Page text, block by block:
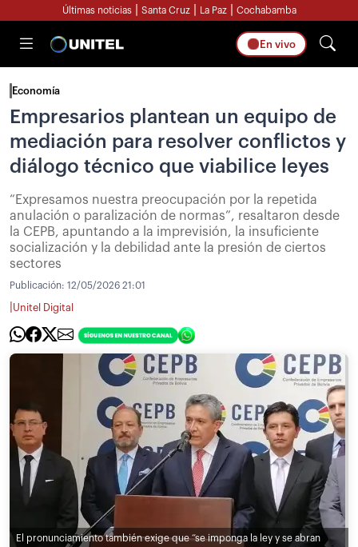
Últimas noticias Santa Cruz La Paz Cochabamba
En vivo
Economía
Empresarios plantean un equipo de
mediación para resolver conflictos y
diálogo técnico que viabilice leyes
“Expresamos nuestra preocupación por la repetida
anulación o paralización de normas”, resaltaron desde
la CEPB, apuntando a la imprevisión, la insuficiente
socialización y la debilidad ante la presión de ciertos
sectores
Publicación: 12/05/2026 21:01
Unitel Digital
El pronunciamiento también exige que “se imponga la ley y se abran